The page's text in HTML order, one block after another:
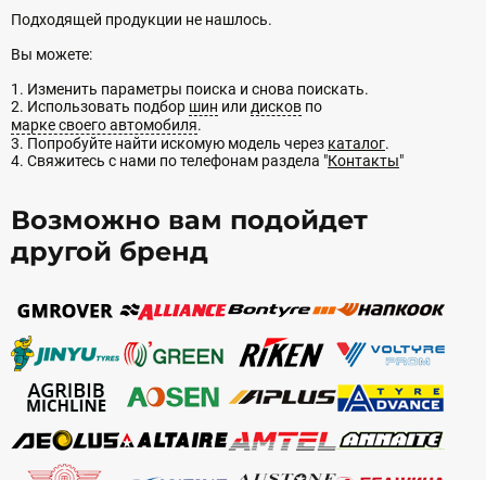
Подходящей продукции не нашлось.
Вы можете:
1. Изменить параметры поиска и снова поискать.
2. Использовать подбор шин или дисков по
марке своего автомобиля.
3. Попробуйте найти искомую модель через каталог.
4. Свяжитесь с нами по телефонам раздела "Контакты"
Возможно вам подойдет
другой бренд